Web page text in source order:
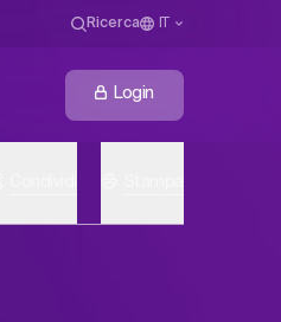
Ricerca
Login